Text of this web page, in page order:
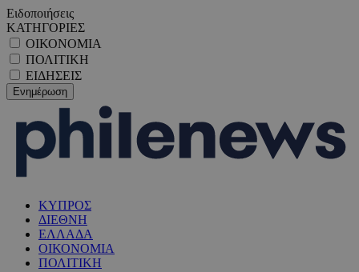
Ειδοποιήσεις
ΚΑΤΗΓΟΡΙΕΣ
ΟΙΚΟΝΟΜΙΑ
ΠΟΛΙΤΙΚΗ
ΕΙΔΗΣΕΙΣ
ΚΥΠΡΟΣ
ΔΙΕΘΝΗ
ΕΛΛΑΔΑ
ΟΙΚΟΝΟΜΙΑ
ΠΟΛΙΤΙΚΗ